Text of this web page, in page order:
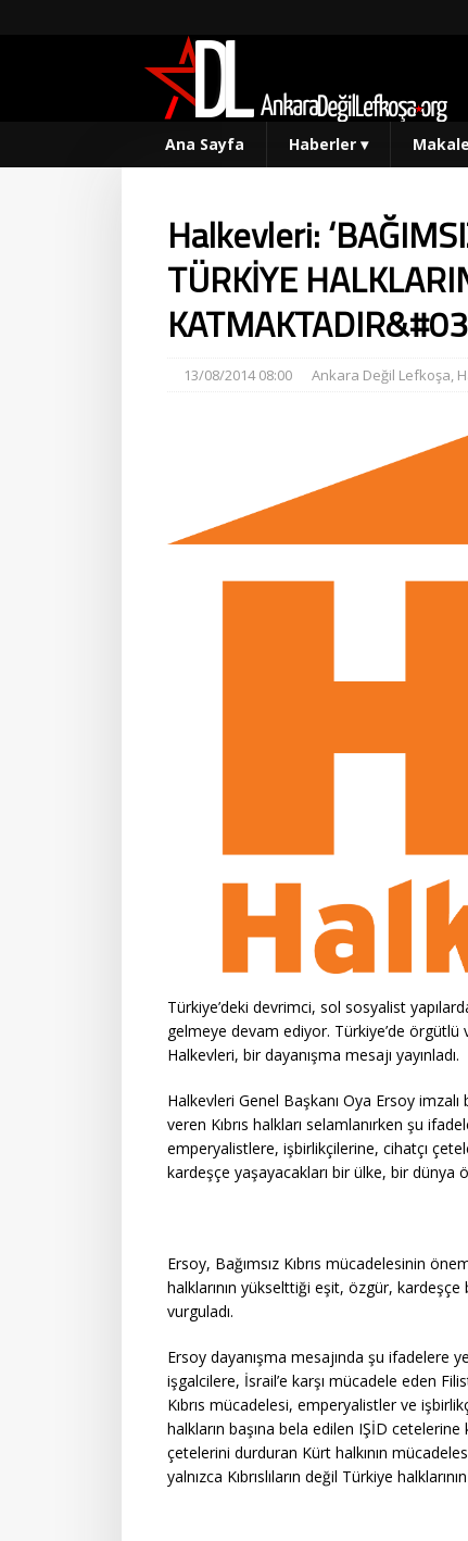
Ana Sayfa Haberler ▾
Halkevleri:
TÜRKİYE
13/08/2014 08:00 Ankara Değil Lefkoşa,
Türkiye’deki devrimci, sol sosyalist
gelmeye devam ediyor. Türkiye’de örgütlü
Halkevleri, bir dayanışma mesajı yayınladı.
Halkevleri Genel Başkanı Oya Ersoy
veren Kıbrıs halkları selamlanırken şu
emperyalistlere, işbirlikçilerine, cihatçı
kardeşçe yaşayacakları bir ülke, bir dünya
Ersoy, Bağımsız Kıbrıs mücadelesinin
halklarının yükselttiği eşit, özgür,
vurguladı.
Ersoy dayanışma mesajında şu ifadelere
işgalcilere, İsrail’e karşı mücadele eden
Kıbrıs mücadelesi, emperyalistler ve
halkların başına bela edilen IŞİD cetelerine
çetelerini durduran Kürt halkının
yalnızca Kıbrıslıların değil Türkiye